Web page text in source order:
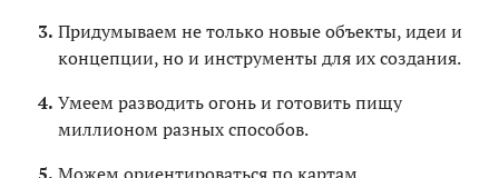
Придумываем не только новые объекты, идеи и
концепции, но и инструменты для их создания.
Умеем разводить огонь и готовить пищу
миллионом разных способов.